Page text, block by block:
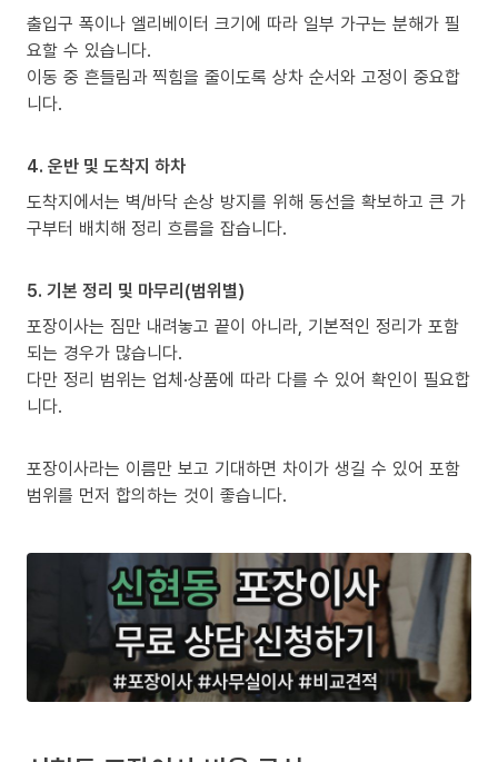
출입구 폭이나 엘리베이터 크기에 따라 일부 가구는 분해가 필
요할 수 있습니다.
이동 중 흔들림과 찍힘을 줄이도록 상차 순서와 고정이 중요합
니다.
4. 운반 및 도착지 하차
도착지에서는 벽/바닥 손상 방지를 위해 동선을 확보하고 큰 가
구부터 배치해 정리 흐름을 잡습니다.
5. 기본 정리 및 마무리(범위별)
포장이사는 짐만 내려놓고 끝이 아니라, 기본적인 정리가 포함
되는 경우가 많습니다.
다만 정리 범위는 업체·상품에 따라 다를 수 있어 확인이 필요합
니다.
포장이사라는 이름만 보고 기대하면 차이가 생길 수 있어 포함
범위를 먼저 합의하는 것이 좋습니다.